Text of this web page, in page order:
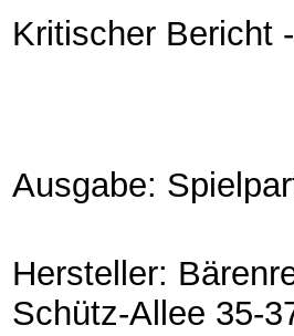
Kritischer Bericht
Ausgabe:
Hersteller:
Schütz-Allee 35-